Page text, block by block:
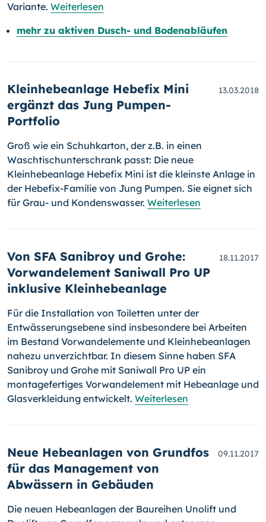
Variante. Weiterlesen
mehr zu aktiven Dusch- und Bodenabläufen
Kleinhebeanlage Hebefix Mini
ergänzt das Jung Pumpen-
Portfolio
13.03.2018
Groß wie ein Schuhkarton, der z.B. in einen
Waschtischunterschrank passt: Die neue
Kleinhebeanlage Hebefix Mini ist die kleinste Anlage in
der Hebe­fix-Fa­milie von Jung Pumpen. Sie eignet sich
für Grau- und Kondenswasser. Weiterlesen
Von SFA Sanibroy und Grohe:
Vorwandelement Saniwall Pro UP
inklusive Kleinhebeanlage
18.11.2017
Für die Installation von Toiletten unter der
Entwässerungsebene sind insbe­sondere bei Arbeiten
im Bestand Vorwandelemente und Kleinhebeanlagen
nahezu unverzichtbar. In diesem Sinne haben SFA
Sanibroy und Grohe mit Saniwall Pro UP ein
montagefertiges Vorwandelement mit Hebeanlage und
Glasverkleidung entwickelt. Weiterlesen
Neue Hebeanlagen von Grundfos
für das Management von
Abwässern in Gebäuden
09.11.2017
Die neuen Hebeanlagen der Baureihen Unolift und